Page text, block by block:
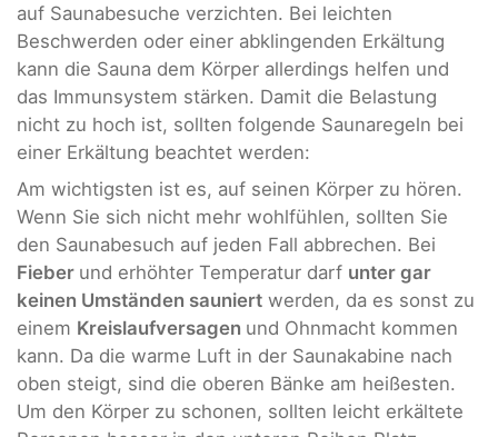
auf Saunabesuche verzichten. Bei leichten
Beschwerden oder einer abklingenden Erkältung
kann die Sauna dem Körper allerdings helfen und
das Immunsystem stärken. Damit die Belastung
nicht zu hoch ist, sollten folgende Saunaregeln bei
einer Erkältung beachtet werden:
Am wichtigsten ist es, auf seinen Körper zu hören.
Wenn Sie sich nicht mehr wohlfühlen, sollten Sie
den Saunabesuch auf jeden Fall abbrechen. Bei
Fieber und erhöhter Temperatur darf unter gar
keinen Umständen sauniert werden, da es sonst zu
einem Kreislaufversagen und Ohnmacht kommen
kann. Da die warme Luft in der Saunakabine nach
oben steigt, sind die oberen Bänke am heißesten.
Um den Körper zu schonen, sollten leicht erkältete